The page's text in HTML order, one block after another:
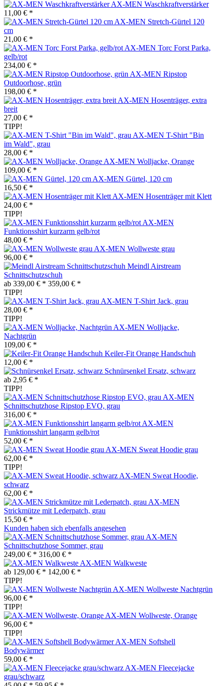
AX-MEN Waschkraftverstärker
11,00 € *
AX-MEN Stretch-Gürtel 120
cm
21,00 € *
AX-MEN Torc Forst Parka,
gelb/rot
234,00 € *
AX-MEN Ripstop
Outdoorhose, grün
198,00 € *
AX-MEN Hosenträger, extra
breit
27,00 € *
TIPP!
AX-MEN T-Shirt "Bin
im Wald", grau
28,00 € *
AX-MEN Wolljacke, Orange
109,00 € *
AX-MEN Gürtel, 120 cm
16,50 € *
AX-MEN Hosenträger mit Klett
24,00 € *
TIPP!
AX-MEN
Funktionsshirt kurzarm gelb/rot
48,00 € *
AX-MEN Wollweste grau
96,00 € *
Meindl Airstream
Schnittschutzschuh
ab 339,00 € * 359,00 € *
TIPP!
AX-MEN T-Shirt Jack, grau
28,00 € *
TIPP!
AX-MEN Wolljacke,
Nachtgrün
109,00 € *
Keiler-Fit Orange Handschuh
12,00 € *
Schnürsenkel Ersatz, schwarz
ab 2,95 € *
TIPP!
AX-MEN
Schnittschutzhose Ripstop EVO, grau
316,00 € *
AX-MEN
Funktionsshirt langarm gelb/rot
52,00 € *
AX-MEN Sweat Hoodie grau
62,00 € *
TIPP!
AX-MEN Sweat Hoodie,
schwarz
62,00 € *
AX-MEN
Strickmütze mit Lederpatch, grau
15,50 € *
Kunden haben sich ebenfalls angesehen
AX-MEN
Schnittschutzhose Sommer, grau
249,00 € * 316,00 € *
AX-MEN Walkweste
ab 129,00 € * 142,00 € *
TIPP!
AX-MEN Wollweste Nachtgrün
96,00 € *
TIPP!
AX-MEN Wollweste, Orange
96,00 € *
TIPP!
AX-MEN Softshell
Bodywärmer
59,00 € *
AX-MEN Fleecejacke
grau/schwarz